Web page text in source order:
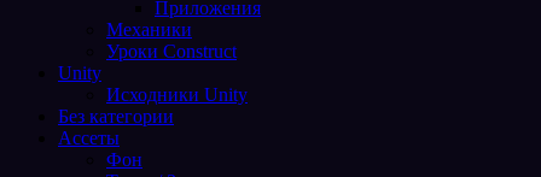
Приложения
Механики
Уроки Construct
Unity
Исходники Unity
Без категории
Ассеты
Фон